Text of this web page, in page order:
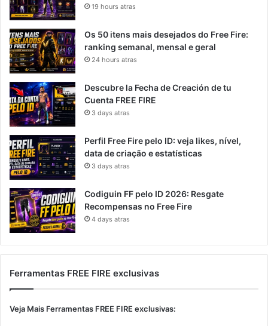
19 hours atras
Os 50 itens mais desejados do Free Fire:
ranking semanal, mensal e geral
24 hours atras
Descubre la Fecha de Creación de tu
Cuenta FREE FIRE
3 days atras
Perfil Free Fire pelo ID: veja likes, nível,
data de criação e estatísticas
3 days atras
Codiguin FF pelo ID 2026: Resgate
Recompensas no Free Fire
4 days atras
Ferramentas FREE FIRE exclusivas
Veja Mais Ferramentas FREE FIRE exclusivas: